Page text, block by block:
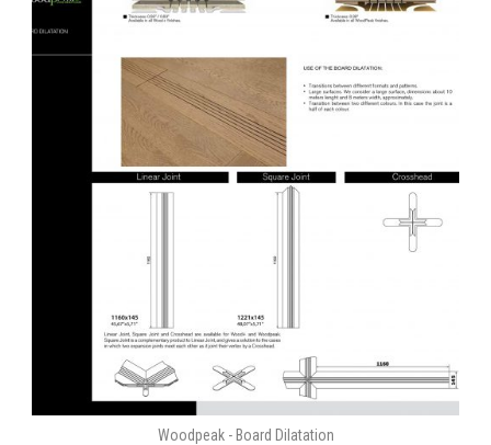
Woodpeak - Board Dilatation